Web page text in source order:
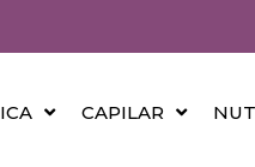
CAPILAR